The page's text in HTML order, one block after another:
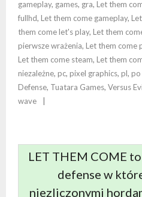
gameplay, games, gra, Let them
fullhd, Let them come gameplay,
them come let's play, Let them
pierwsze wrażenia, Let them come
Let them come steam, Let them
niezależne, pc, pixel graphics, pl, po
Defense, Tuatara Games, Versus
wave
LET THEM COME
defense w
niezliczonymi